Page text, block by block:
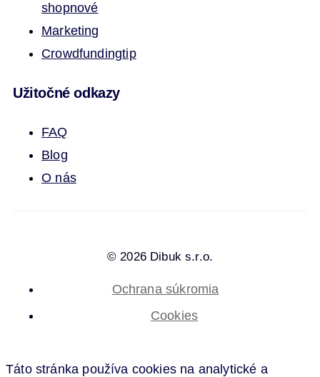
shopnové
Marketing
Crowdfundingtip
Užitočné odkazy
FAQ
Blog
O nás
© 2026 Dibuk s.r.o.
Ochrana súkromia
Cookies
Táto stránka používa cookies na analytické a